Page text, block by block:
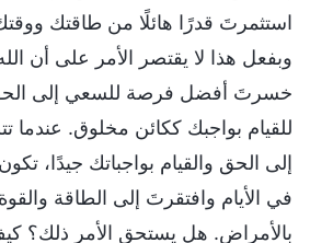
استثمرتَ قدرًا هائلًا من طاقتك
وبفعل هذا لا يقتصر الأمر على أن
خسرتَ أفضل فرصة للسعي إلى
للقيام بواجبك ككائن مخلوق. عندما
إلى الحق والقيام بواجباتك جيدًا،
في الأيام وافتقرتَ إلى الطاقة والقوة
بالأمراض. هل يستحق الأمر ذلك؟